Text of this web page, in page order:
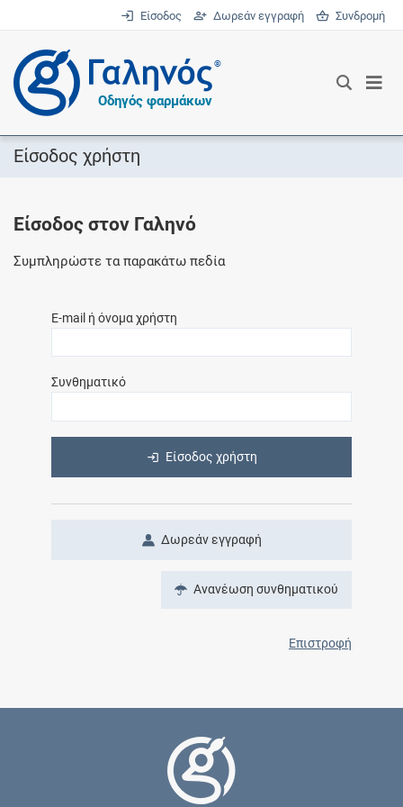
Είσοδος Δωρεάν εγγραφή Συνδρομή
®
Οδηγός φαρμάκων
Είσοδος χρήστη
Είσοδος στον Γαληνό
Συμπληρώστε τα παρακάτω πεδία
E-mail ή όνομα χρήστη
Συνθηματικό
Είσοδος χρήστη
Δωρεάν εγγραφή
Ανανέωση συνθηματικού
Επιστροφή